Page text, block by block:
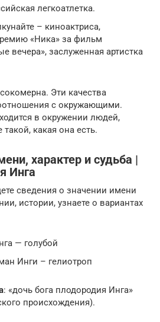
легкоатлетка.
– киноактриса,
«Ника» за фильм
вечера», заслуженная артистка
Эти качества
с окружающими.
в окружении людей,
какая она есть.
характер и судьба |
Инга
сведения о значении имени
истории, узнаете о вариантах
— голубой
Инги – гелиотроп
: «дочь бога плодородия Инга»
происхождения).